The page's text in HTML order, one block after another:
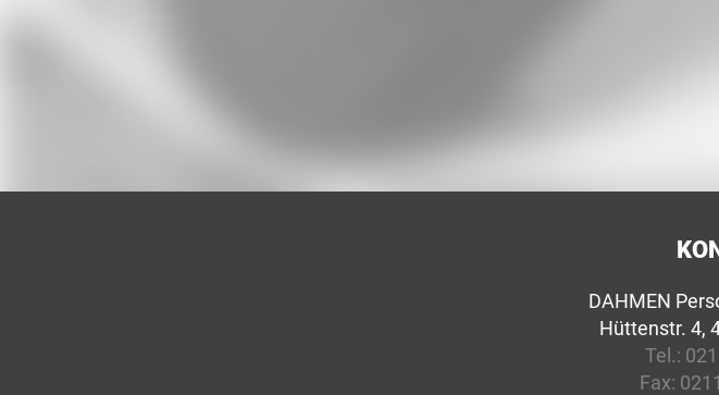
DAHMEN
Hüttenstr. 4,
Tel.:
Fax: